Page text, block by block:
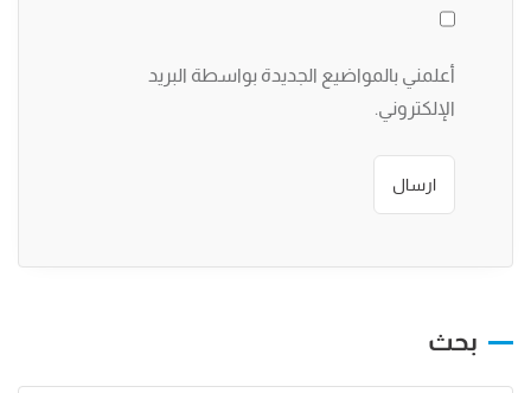
أعلمني بالمواضيع الجديدة بواسطة البريد
الإلكتروني.
بحث